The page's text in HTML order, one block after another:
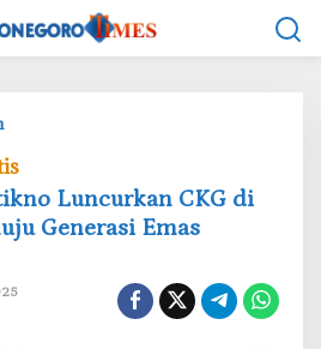
M
n
k
o
M
Luncurkan CKG di
Generasi Emas